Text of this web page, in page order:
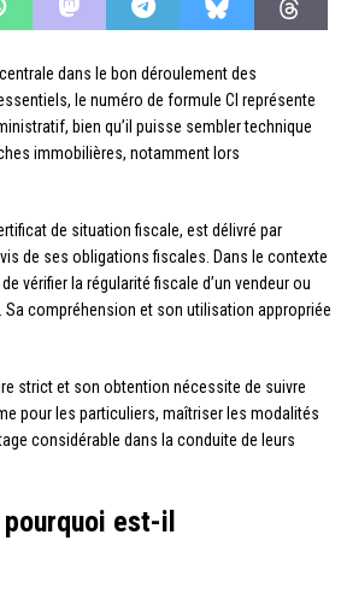
dans le bon déroulement des
le numéro de formule CI représente
bien qu’il puisse sembler technique
immobilières, notamment lors
de situation fiscale, est délivré par
de ses obligations fiscales. Dans le contexte
vérifier la régularité fiscale d’un vendeur ou
compréhension et son utilisation appropriée
strict et son obtention nécessite de suivre
pour les particuliers, maîtriser les modalités
considérable dans la conduite de leurs
est-il